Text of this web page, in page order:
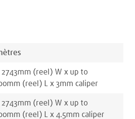
mm (reel) W x up to
mm (reel) L x 3mm caliper
mm (reel) W x up to
mm (reel) L x 4.5mm caliper